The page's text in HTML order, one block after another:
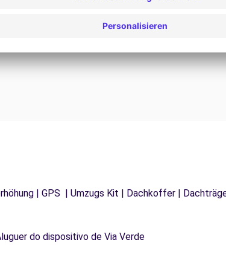
ist jederzeit verfügbar, um eine
| GPS | Umzugs Kit | Dachkoffer |
do dispositivo de Via Verde